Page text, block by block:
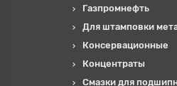
Газпромнефть
Для штамповки
Консервационные
Концентраты
Смазки для